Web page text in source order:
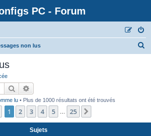
PC - Forum
non lus
Rechercher
lu • Plus de 1000 résultats ont été trouvés
Page 1sur25
1 2 3 4 5 25
Sujets